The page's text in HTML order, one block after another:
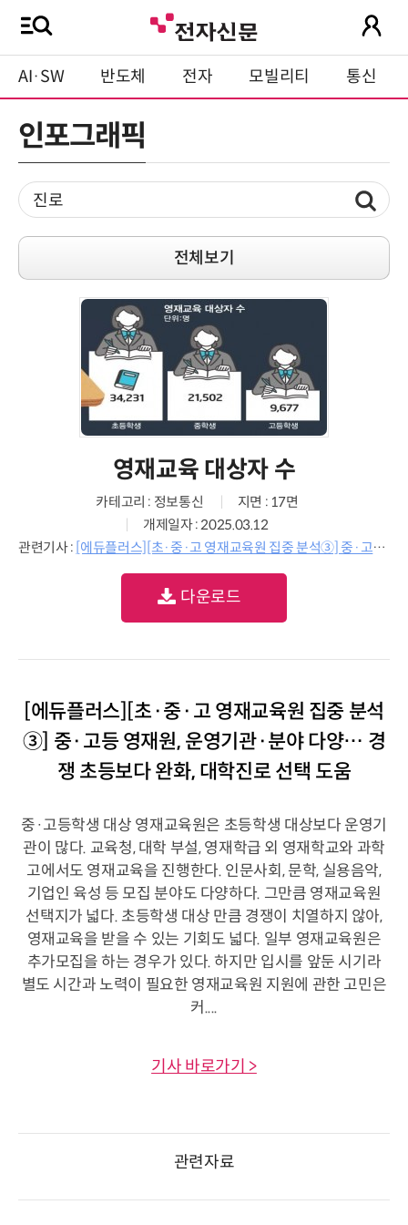
AI·SW 반도체 전자 모빌리티 통신
인포그래픽
전체보기
영재교육 대상자 수
카테고리 : 정보통신
지면 : 17면
개제일자 : 2025.03.12
관련기사 : [에듀플러스][초·중·고 영재교육원 집중 분석③] 중·고등 영재원, 운영기관·분야 다양… 경쟁 초등보다 완화, 대학진로 선택 도움
다운로드
[에듀플러스][초·중·고 영재교육원 집중 분석
③] 중·고등 영재원, 운영기관·분야 다양… 경
쟁 초등보다 완화, 대학진로 선택 도움
중·고등학생 대상 영재교육원은 초등학생 대상보다 운영기
관이 많다. 교육청, 대학 부설, 영재학급 외 영재학교와 과학
고에서도 영재교육을 진행한다. 인문사회, 문학, 실용음악,
기업인 육성 등 모집 분야도 다양하다. 그만큼 영재교육원
선택지가 넓다. 초등학생 대상 만큼 경쟁이 치열하지 않아,
영재교육을 받을 수 있는 기회도 넓다. 일부 영재교육원은
추가모집을 하는 경우가 있다. 하지만 입시를 앞둔 시기라
별도 시간과 노력이 필요한 영재교육원 지원에 관한 고민은
커....
기사 바로가기 >
관련자료